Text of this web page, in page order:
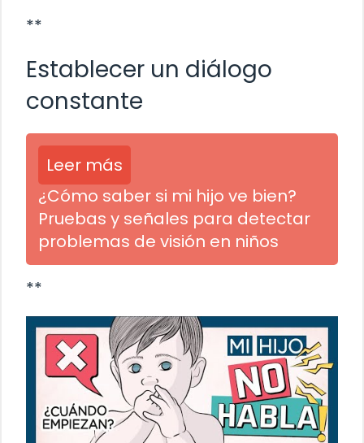
**
Establecer un diálogo
constante
Leer más
¿Cómo saber si mi hijo ve bien?
Pruebas y señales para detectar
problemas de visión en niños
**